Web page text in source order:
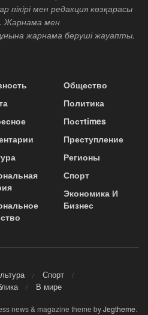
мен редакция көзқарасы
Жарнама мен
жарнама беруші жауапты.
Общество
Политика
Постtimes
Преступление
Регионы
Спорт
Экономика И
Бизнес
Спорт
В мире
news & magazine theme byJegtheme.